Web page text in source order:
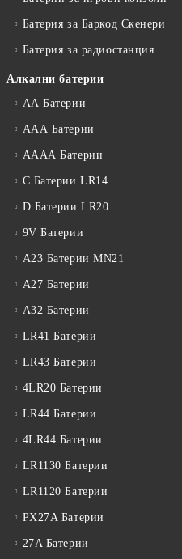
Батерия за Баркод Скенери
Батерия за радиостанция
Алкални батерии
АА Батерии
ААА Батерии
АААА Батерии
C Батерии LR14
D Батерии LR20
9V Батерии
A23 Батерии MN21
A27 Батерии
A32 Батерии
LR41 Батерии
LR43 Батерии
4LR20 Батерии
LR44 Батерии
4LR44 Батерии
LR1130 Батерии
LR1120 Батерии
PX27A Батерии
27A Батерии